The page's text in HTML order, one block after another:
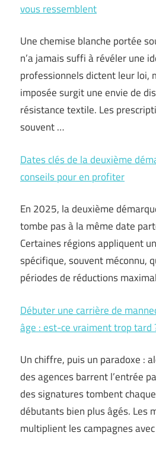
vous ressemblent
Une chemise blanche portée
n’a jamais suffi à révéler une
professionnels dictent leur loi,
imposée surgit une envie de
résistance textile. Les
souvent …
Dates clés de la deuxième
conseils pour en profiter
En 2025, la deuxième
tombe pas à la même date
Certaines régions appliquent
spécifique, souvent méconnu,
périodes de réductions
Débuter une carrière de
âge : est-ce vraiment trop tard
Un chiffre, puis un paradoxe :
des agences barrent l’entrée
des signatures tombent
débutants bien plus âgés. Les
multiplient les campagnes